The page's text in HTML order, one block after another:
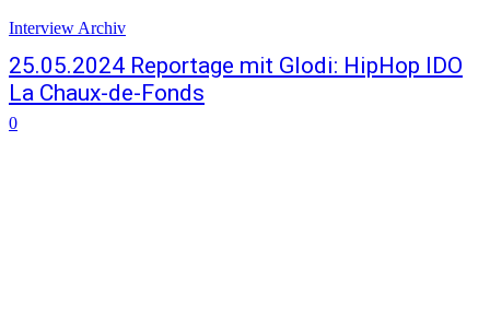
Interview Archiv
25.05.2024 Reportage mit Glodi: HipHop IDO
La Chaux-de-Fonds
0